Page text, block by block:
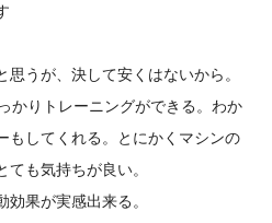
うが、決して安くはないから。
かりトレーニングができる。わか
もしてくれる。とにかくマシンの
も気持ちが良い。
果が実感出来る。